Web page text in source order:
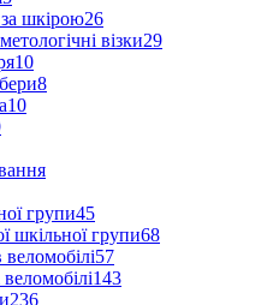
шкірою26
візки29
10
8
10
групи45
шкільної групи68
веломобілі57
143
236